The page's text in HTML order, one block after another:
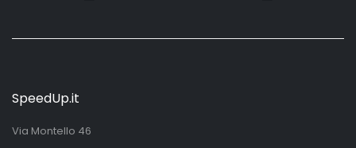
SpeedUp.it
Via Montello 46